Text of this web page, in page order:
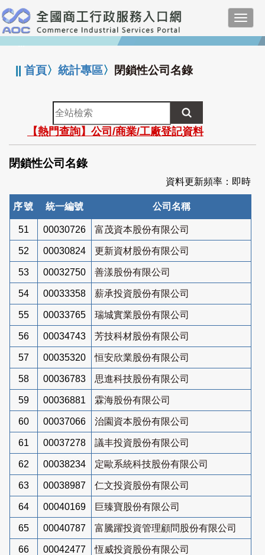
跳
到
主
要
:::
||首頁〉統計專區〉 閉鎖性公司名錄
全
站
檢
索
【熱門查詢】公司/商業/工廠登記資料
閉鎖性公司名錄
資料更新頻率：即時
序號 統一編號 公司名稱
51 00030726 富茂資本股份有限公司
52 00030824 更新資材股份有限公司
53 00032750 善漾股份有限公司
54 00033358 薪承投資股份有限公司
55 00033765 瑞城實業股份有限公司
56 00034743 芳技科材股份有限公司
57 00035320 恒安欣業股份有限公司
58 00036783 思進科技股份有限公司
59 00036881 霖海股份有限公司
60 00037066 治園資本股份有限公司
61 00037278 議丰投資股份有限公司
62 00038234 定歐系統科技股份有限公司
63 00038987 仁文投資股份有限公司
64 00040169 巨臻寶股份有限公司
65 00040787 富騰躍投資管理顧問股份有限公司
66 00042477 恆威投資股份有限公司